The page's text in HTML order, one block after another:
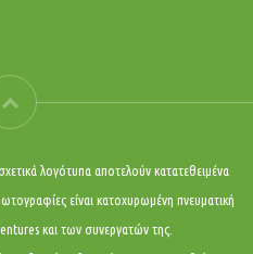
λογότυπα αποτελούν κατατεθειμένα
είναι κατοχυρωμένη πνευματική
και των συνεργατών της.